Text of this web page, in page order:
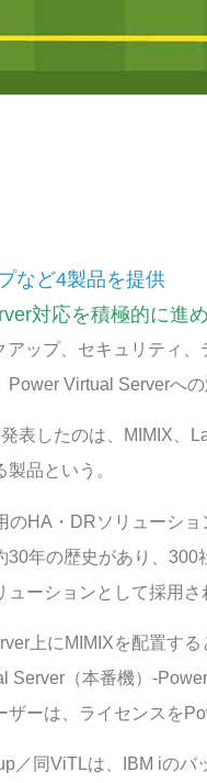
など4製品を提供
対応を積極的に進
ップ、セキュリティ、
Virtual Serverへ
表したのは、MIMIX、
品という。
HA・DRソリューシ
30年の歴史があり、
ーションとして採用さ
上にMIMIXを配置す
Server（本番機）-
ザーは、ライセンスを
／同ViTLは、IBM iのバ